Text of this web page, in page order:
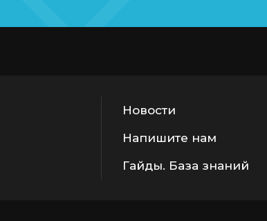
Новости
Напишите нам
Гайды. База знаний